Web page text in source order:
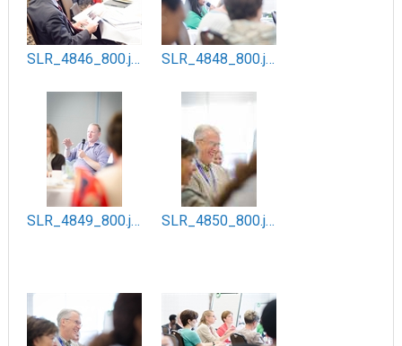
SLR_4846_800.jpg SLR_4848_800.jpg
SLR_4849_800.jpg SLR_4850_800.jpg